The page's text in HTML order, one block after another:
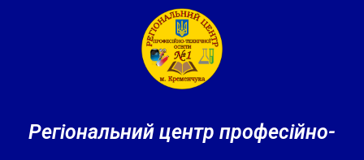
Регіональний центр професійно-